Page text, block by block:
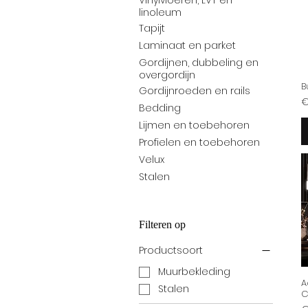
linoleum
Tapijt
Laminaat en parket
Gordijnen, dubbeling en
overgordijn
Gordijnroeden en rails
Bedding
Lijmen en toebehoren
Profielen en toebehoren
Velux
Stalen
Filteren op
Productsoort
Muurbekleding
Stalen